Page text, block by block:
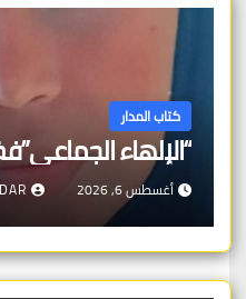
كتاب المدار
“الإلهاء
أغسطس 6, 2026